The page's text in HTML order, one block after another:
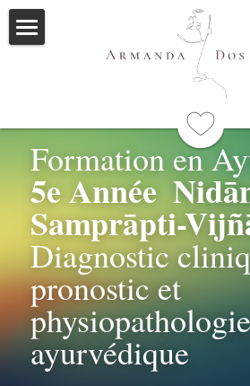
Formations
Programme
Immersions
Mes livres
Méditations
Articles
5e Année
Diagnostic
pronostic et
physiopathologie
ayurvédique